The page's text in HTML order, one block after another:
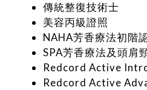
傳統整復技術士
美容丙級證照
NAHA芳香療法初階
SPA芳香療法及頭肩
Redcord Active
Redcord Active